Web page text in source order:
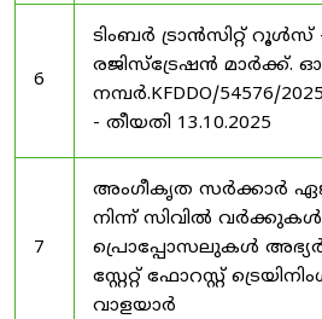
6
ടിംബർ ട്രാൻസിറ്റ് റൂൾസ് -
രജിസ്ട്രേഷൻ മാർക്ക്.
നമ്പർ.KFDDO/54576/
- തീയതി 13.10.2025
7
അംഗീകൃത സർക്കാർ
നിന്ന് സിവിൽ
പ്രൊപ്പോസലുകൾ
സ്റ്റേറ്റ് ഫോറസ്റ്റ്
വാളയാർ